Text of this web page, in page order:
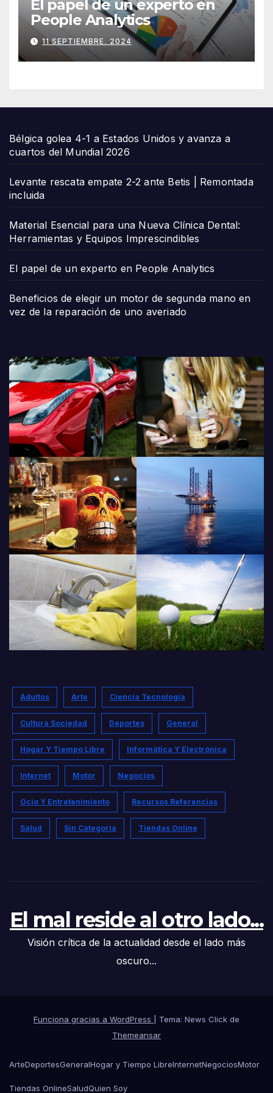
El papel de un experto en
People Analytics
11 SEPTIEMBRE, 2024
Bélgica golea 4-1 a Estados Unidos y avanza a
cuartos del Mundial 2026
Levante rescata empate 2-2 ante Betis | Remontada
incluida
Material Esencial para una Nueva Clínica Dental:
Herramientas y Equipos Imprescindibles
El papel de un experto en People Analytics
Beneficios de elegir un motor de segunda mano en
vez de la reparación de uno averiado
Adultos Arte Ciencia Tecnología
Cultura Sociedad Deportes General
Hogar Y Tiempo Libre Informática Y Electrónica
Internet Motor Negocios
Ocio Y Entretenimiento Recursos Referencias
Salud Sin Categoría Tiendas Online
El mal reside al otro lado...
Visión crítica de la actualidad desde el lado más
oscuro...
Funciona gracias a WordPress
Tema: News Click de
Themeansar
ArteDeportesGeneralHogar y Tiempo LibreInternetNegociosMotor
Tiendas OnlineSaludQuien Soy